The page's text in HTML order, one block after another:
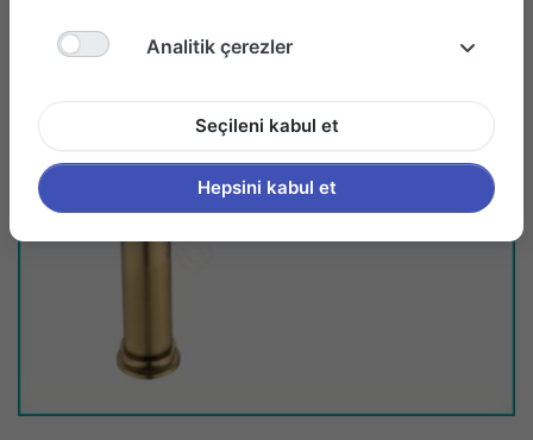
Analitik çerezler
Seçileni kabul et
Hepsini kabul et